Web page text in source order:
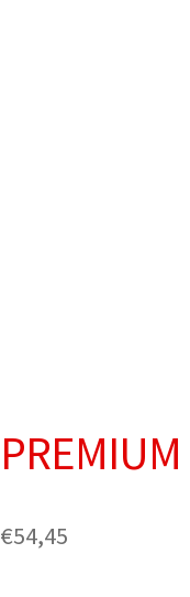
PREMIUM
€54,45